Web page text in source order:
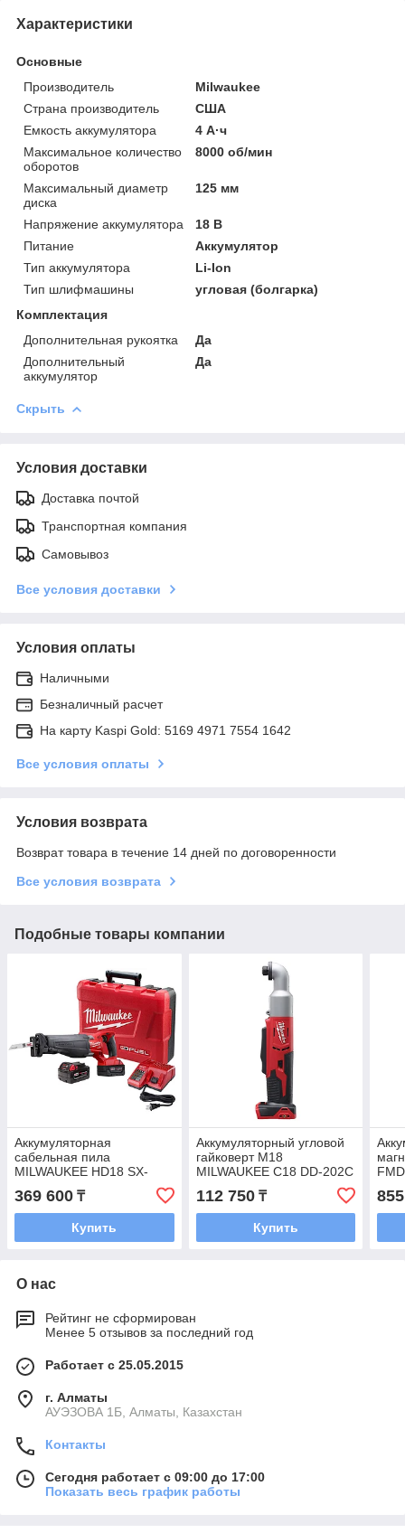
Характеристики
Основные
Производитель
Milwaukee
Страна производитель
США
Емкость аккумулятора
4 А·ч
Максимальное количество
оборотов
8000 об/мин
Максимальный диаметр
диска
125 мм
Напряжение аккумулятора
18 В
Питание
Аккумулятор
Тип аккумулятора
Li-Ion
Тип шлифмашины
угловая (болгарка)
Комплектация
Дополнительная рукоятка
Да
Дополнительный
аккумулятор
Да
Скрыть
Условия доставки
Доставка почтой
Транспортная компания
Самовывоз
Все условия доставки
Условия оплаты
Наличными
Безналичный расчет
На карту Kaspi Gold: 5169 4971 7554 1642
Все условия оплаты
Условия возврата
Возврат товара в течение 14 дней по договоренности
Все условия возврата
Подобные товары компании
Аккумуляторная
сабельная пила
MILWAUKEE HD18 SX-
369 600 ₸
Купить
Аккумуляторный угловой
гайковерт М18
MILWAUKEE C18 DD-202C
112 750₸
Купить
О нас
Рейтинг не сформирован
Менее 5 отзывов за последний год
Работает с 25.05.2015
г. Алматы
АУЭЗОВА 1Б, Алматы, Казахстан
Контакты
Сегодня работает с 09:00 до 17:00
Показать весь график работы